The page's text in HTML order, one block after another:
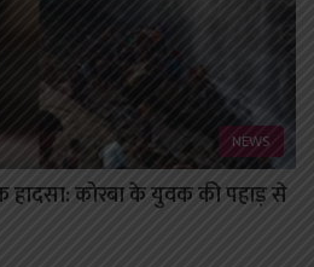
NEWS
हादसा: कोरबा के युवक की पहाड़ से